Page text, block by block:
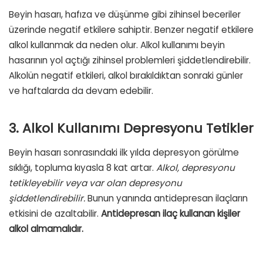
Beyin hasarı, hafıza ve düşünme gibi zihinsel beceriler
üzerinde negatif etkilere sahiptir. Benzer negatif etkilere
alkol kullanmak da neden olur. Alkol kullanımı beyin
hasarının yol açtığı zihinsel problemleri şiddetlendirebilir.
Alkolün negatif etkileri, alkol bırakıldıktan sonraki günler
ve haftalarda da devam edebilir.
3. Alkol Kullanımı Depresyonu Tetikler
Beyin hasarı sonrasındaki ilk yılda depresyon görülme
sıklığı, topluma kıyasla 8 kat artar. Alkol, depresyonu
tetikleyebilir veya var olan depresyonu
şiddetlendirebilir.Bunun yanında antidepresan ilaçların
etkisini de azaltabilir. Antidepresan ilaç kullanan kişiler
alkol almamalıdır.